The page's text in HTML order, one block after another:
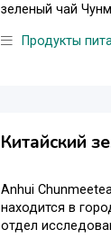
зеленый чай
Продукты
Китайский
Anhui
находится в
отдел